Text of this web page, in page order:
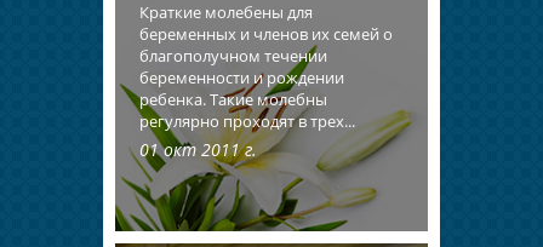
Краткие молебены для
беременных и членов их семей о
благополучном течении
беременности и рождении
ребенка. Такие молебны
регулярно проходят в трех...
01 окт 2011 г.